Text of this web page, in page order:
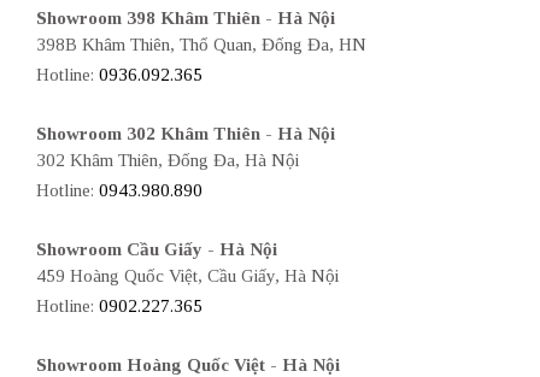
Showroom 398 Khâm Thiên - Hà Nội
398B Khâm Thiên, Thổ Quan, Đống Đa, HN
Hotline: 0936.092.365
Showroom 302 Khâm Thiên - Hà Nội
302 Khâm Thiên, Đống Đa, Hà Nội
Hotline: 0943.980.890
Showroom Cầu Giấy - Hà Nội
459 Hoàng Quốc Việt, Cầu Giấy, Hà Nội
Hotline: 0902.227.365
Showroom Hoàng Quốc Việt - Hà Nội